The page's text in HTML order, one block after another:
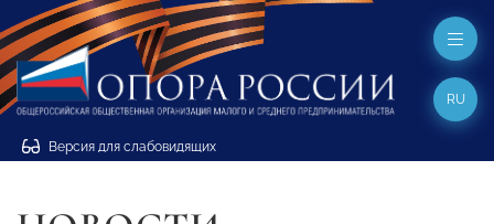
Версия для слабовидящих
RU